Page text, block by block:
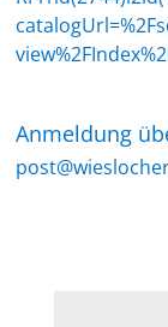
Anmeldung